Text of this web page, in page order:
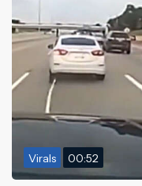
Virals 00:52